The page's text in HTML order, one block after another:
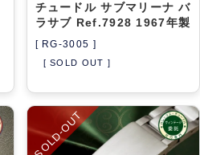
チュードル サブマリーナ バ
ラサブ Ref.7928 1967年製
[ RG-3005 ]
[ SOLD OUT ]
SOLD-OUT